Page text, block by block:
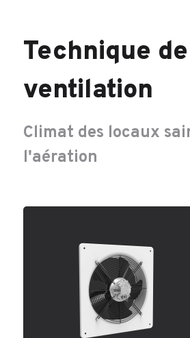
Technique de
ventilation
Climat des locaux
l'aération